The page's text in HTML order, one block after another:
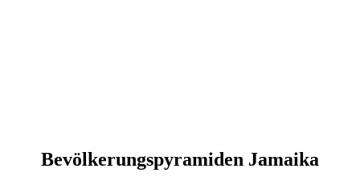
Bevölkerungspyramiden Jamaika